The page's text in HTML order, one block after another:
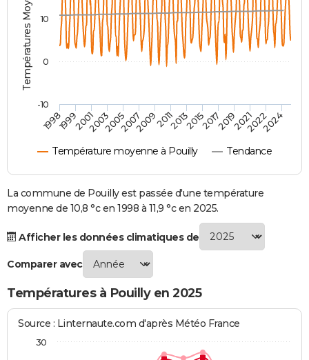
Destinations
City break
Voyage nature
Voyage de noces
Forum
Climat
PHOTO
GUIDES D'ACHAT
BONS PLANS
CARTE DE VOEUX
Carte de Noël
Carte Bonne année
Carte Saint-Valentin
Carte Pâques
Carte d'anniversaire
DICTIONNAIRE
Dictionnaire
Biographies
Citations
Expressions
Proverbes
PROGRAMME TV
S'inscrire
Se connecter
Lycées
Collèges
Primaires
Universités
Entreprises
Service militaire
Avis de recherche
AVIS DE DÉCÈS
FORUM
Bricolage
Lifestyle
Culture
Sport
Auto
Television
Voyage
Cinema
Température moyenne à Pouilly Tendance
199819992001200320052007200920112013201520172019202120222024
-10
0
10
La commune de Pouilly est passée d'une température
moyenne de 10,8 °c en 1998 à 11,9 °c en 2025.
Afficher les données climatiques de
Comparer avec
Températures à Pouilly en 2025
Source : Linternaute.com d'après Météo France
30